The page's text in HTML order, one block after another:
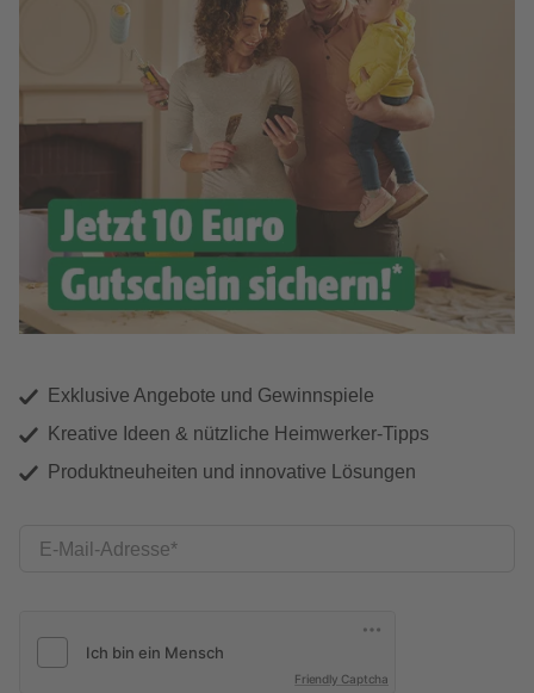
Exklusive Angebote und Gewinnspiele
Kreative Ideen & nützliche Heimwerker-Tipps
Produktneuheiten und innovative Lösungen
E-Mail-Adresse
Friendly Captcha